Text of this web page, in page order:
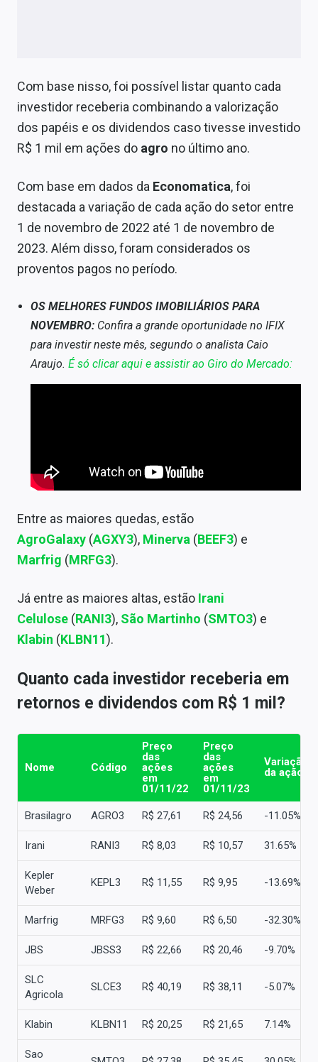
Conteúdo de Marca
Expediente
Contato
Com base nisso, foi possível listar quanto cada
investidor receberia combinando a valorização
dos papéis e os dividendos caso tivesse investido
R$ 1 mil em ações do agro no último ano.
Com base em dados da Economatica, foi
destacada a variação de cada ação do setor entre
1 de novembro de 2022 até 1 de novembro de
2023. Além disso, foram considerados os
proventos pagos no período.
OS MELHORES FUNDOS IMOBILIÁRIOS PARA
NOVEMBRO: Confira a grande oportunidade no IFIX
para investir neste mês, segundo o analista Caio
Araujo.É só clicar aqui e assistir ao Giro do Mercado:
Entre as maiores quedas, estão
AgroGalaxy (AGXY3), Minerva (BEEF3) e
Marfrig (MRFG3).
Já entre as maiores altas, estão Irani
Celulose (RANI3), São Martinho (SMTO3) e
Klabin (KLBN11).
Quanto cada investidor receberia em
retornos e dividendos com R$ 1 mil?
Nome Código
Preço
das
ações
em
01/11/22
Preço
das
ações
em
01/11/23
Variação
da ação
Brasilagro AGRO3 R$ 27,61 R$ 24,56 -11.05%
Irani RANI3 R$ 8,03 R$ 10,57 31.65%
Kepler
Weber
KEPL3 R$ 11,55 R$ 9,95 -13.69%
Marfrig MRFG3 R$ 9,60 R$ 6,50 -32.30%
JBS JBSS3 R$ 22,66 R$ 20,46 -9.70%
SLC
Agricola
SLCE3 R$ 40,19 R$ 38,11 -5.07%
Klabin KLBN11 R$ 20,25 R$ 21,65 7.14%
Sao